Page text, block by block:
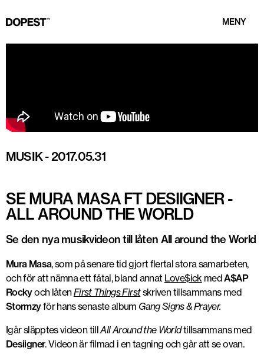
MENY
MUSIK-2017.05.31
SE MURA MASA FT DESIIGNER -
ALL AROUND THE WORLD
Se den nya musikvideon till låten All around the World
Mura Masa, som på senare tid gjort flertal stora samarbeten,
och för att nämna ett fåtal, bland annat Love$ickmedA$AP
Rockyoch låtenFirst Things Firstskriven tillsammans med
Stormzyför hans senaste album Gang Signs & Prayer.
Igår släpptes videon tillAll Around the Worldtillsammans med
Desiigner. Videon är filmad i en tagning och går att se ovan.